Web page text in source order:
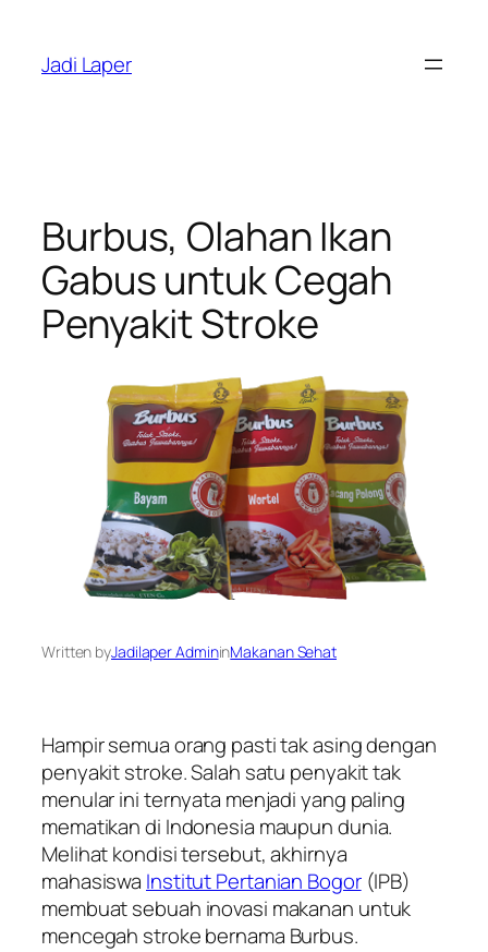
content
Jadi Laper
Burbus, Olahan Ikan
Gabus untuk Cegah
Penyakit Stroke
Written byJadilaper AdmininMakanan Sehat
Hampir semua orang pasti tak asing dengan
penyakit stroke. Salah satu penyakit tak
menular ini ternyata menjadi yang paling
mematikan di Indonesia maupun dunia.
Melihat kondisi tersebut, akhirnya
mahasiswa Institut Pertanian Bogor(IPB)
membuat sebuah inovasi makanan untuk
mencegah stroke bernama Burbus.